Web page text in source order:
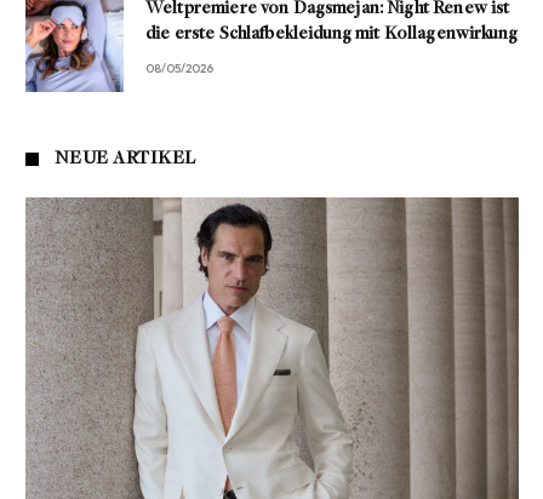
Weltpremiere von Dagsmejan: Night Renew ist
die erste Schlafbekleidung mit Kollagenwirkung
08/05/2026
NEUE ARTIKEL